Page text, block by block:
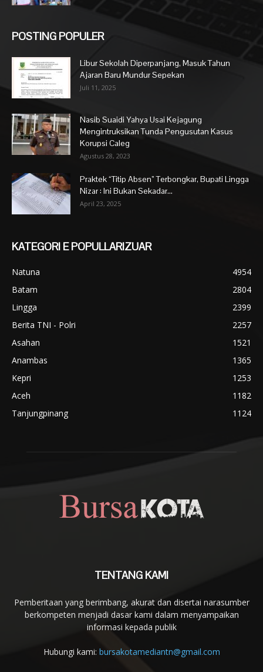
POSTING POPULER
Libur Sekolah Diperpanjang, Masuk Tahun
Ajaran Baru Mundur Sepekan
Juli 11, 2025
Nasib Suaidi Yahya Usai Kejagung
Mengintruksikan Tunda Pengusutan Kasus
Korupsi Caleg
Agustus 28, 2023
Praktek “Titip Absen” Terbongkar, Bupati Lingga
Nizar : Ini Bukan Sekadar...
April 23, 2025
KATEGORI E POPULLARIZUAR
Natuna
4954
Batam
2804
Lingga
2399
Berita TNI - Polri
2257
Asahan
1521
Anambas
1365
Kepri
1253
Aceh
1182
Tanjungpinang
1124
TENTANG KAMI
Pemberitaan yang berimbang, akurat dan disertai narasumber
berkompeten menjadi dasar kami dalam menyampaikan
informasi kepada publik
Hubungi kami: bursakotamediantn@gmail.com